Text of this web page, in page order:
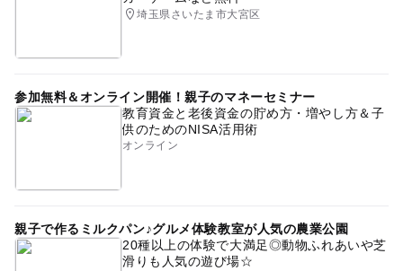
埼玉県さいたま市大宮区
参加無料＆オンライン開催！親子のマネーセミナー
教育資金と老後資金の貯め方・増やし方＆子
供のためのNISA活用術
オンライン
親子で作るミルクパン♪グルメ体験教室が人気の農業公園
20種以上の体験で大満足◎動物ふれあいや芝
滑りも人気の遊び場☆